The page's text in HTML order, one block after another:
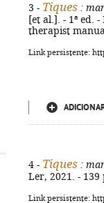
3 - Tiques :
[et al.]. - 1ª ed.
therapist
Link persistente:
4 - Tiques :
Ler, 2021. - 139
Link persistente: